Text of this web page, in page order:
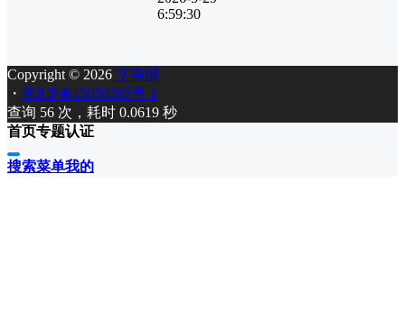
6:59:30
Copyright © 2026 艾蒂娜
・ 京ICP备15050365号-1
查询 56 次，耗时 0.0619 秒
首页专题认证
搜索菜单我的